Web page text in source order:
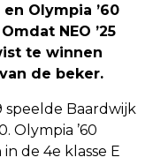
Olympia ’60
NEO ’25
te winnen
de beker.
speelde Baardwijk
Olympia ’60
de 4e klasse E